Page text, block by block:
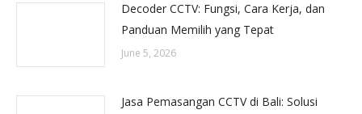
Decoder CCTV: Fungsi, Cara Kerja, dan
Panduan Memilih yang Tepat
June 5, 2026
Jasa Pemasangan CCTV di Bali: Solusi